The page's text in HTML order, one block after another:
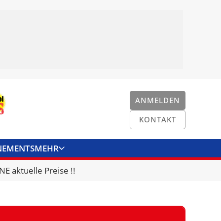
ANMELDEN
KONTAKT
MEHR
KONTAKT
aktuelle Preise !!